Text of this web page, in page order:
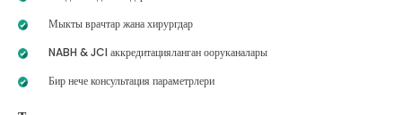
Мыкты врачтар жана хирургдар
NABH & JCI аккредитацияланган ооруканалары
Бир нече консультация параметрлери